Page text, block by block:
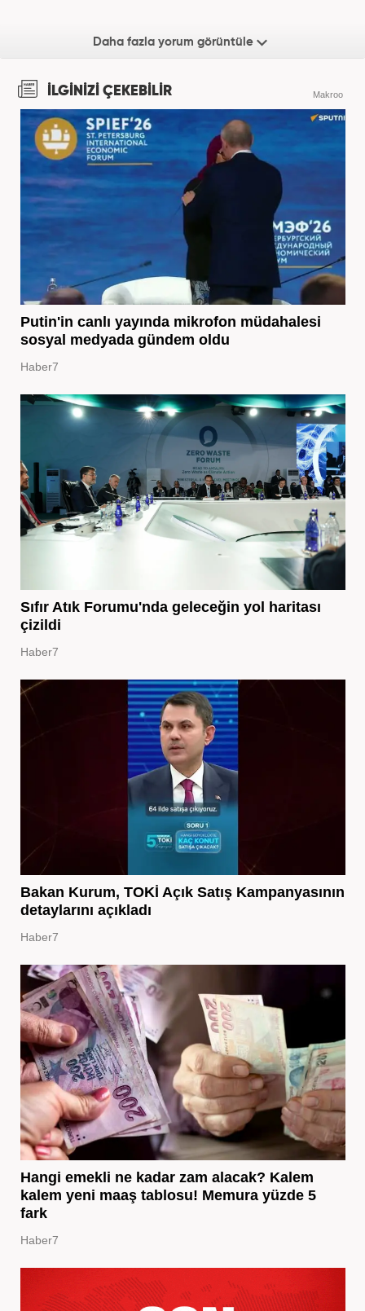
Daha fazla yorum görüntüle
İLGİNİZİ ÇEKEBİLİR Makroo
Putin'in canlı yayında mikrofon müdahalesi
sosyal medyada gündem oldu
Haber7
Sıfır Atık Forumu'nda geleceğin yol haritası
çizildi
Haber7
Bakan Kurum, TOKİ Açık Satış Kampanyasının
detaylarını açıkladı
Haber7
Hangi emekli ne kadar zam alacak? Kalem
kalem yeni maaş tablosu! Memura yüzde 5
fark
Haber7